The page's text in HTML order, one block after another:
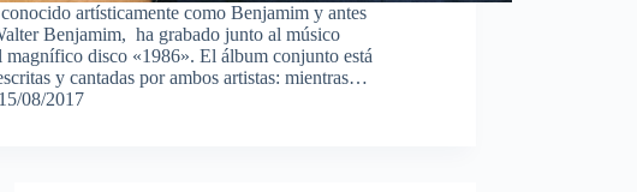
artísticamente como Benjamim y antes
Benjamim, ha grabado junto al músico
disco «1986». El álbum conjunto está
y cantadas por ambos artistas: mientras…
15/08/2017